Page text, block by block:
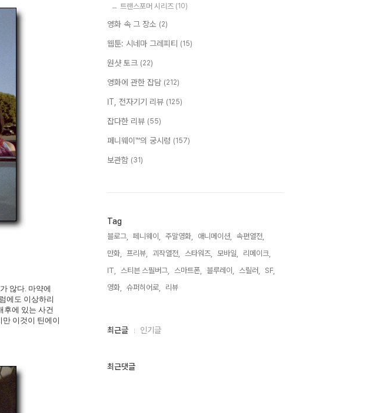
않다. 마약에
에도 이상하리
후에 있는 사건
이것이 틴에이
트랜스포머 시리즈 (10)
영화 속 그 장소 (2)
웹툰: 시네마 그레피티 (15)
원샷 토크 (22)
영화에 관한 잡담 (212)
IT, 전자기기 리뷰 (125)
잡다한 리뷰 (55)
페니웨이™의 궁시렁 (157)
보관함 (31)
Tag
블로그, 페니웨이, 주말영화, 애니메이션,
속편열전,
만화,
프리뷰, 괴작열전, 스타워즈, 모바일,
리메이크,
IT,
스티븐 스필버그, 스마트폰, 블루레이, 스릴러,
SF,
영화,
슈퍼히어로, 리뷰,
최
인
최근글 인기글
최근댓글